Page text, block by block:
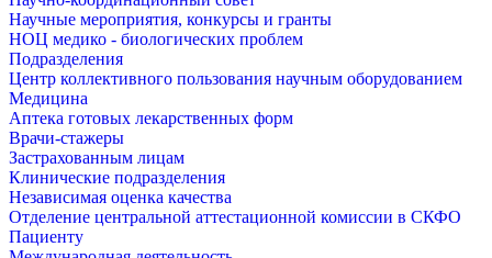
Научные мероприятия, конкурсы и гранты
НОЦ медико - биологических проблем
Подразделения
Центр коллективного пользования научным оборудованием
Медицина
Аптека готовых лекарственных форм
Врачи-стажеры
Застрахованным лицам
Клинические подразделения
Независимая оценка качества
Отделение центральной аттестационной комиссии в СКФО
Пациенту